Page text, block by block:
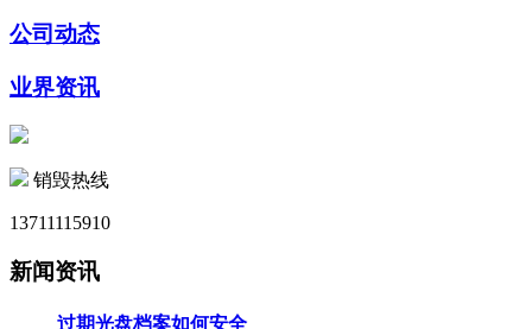
公司动态
业界资讯
销毁热线
13711115910
新闻资讯
过期光盘档案如何安全